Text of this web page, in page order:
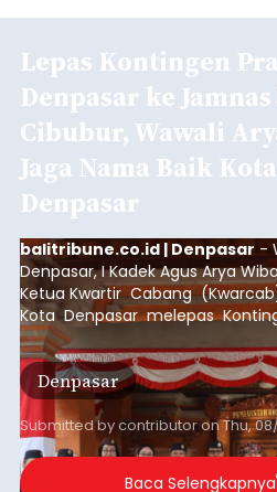
Lepas Kontingen
Denpasar ke
Cibubur, Wawali
Jaga Nama Baik Kota
Denpasar
balitribune.co.id | Denpasar-
Denpasar, I Kadek Agus Arya
Ketua Kwartir Cabang
Kota Denpasar melepas
Cabang Gerakan Pramuka
mengikuti Jambore Nasional
Tahun 2026 di Bumi
Jakarta Timur.
Denpasar
Submitted bycontributoronThu,
Baca Selengkapnya